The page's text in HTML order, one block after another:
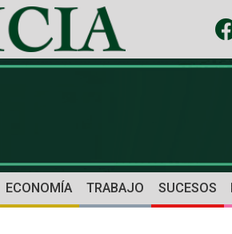
ECONOMÍA TRABAJO SUCESOS